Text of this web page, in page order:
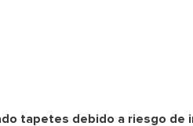
tapetes debido a riesgo de